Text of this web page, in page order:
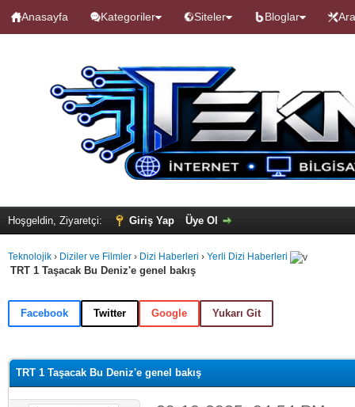
Anasayfa Kategoriler Siteler Bloglar
Hoşgeldin, Ziyaretçi: Giriş Yap Üye Ol
Teknolojik › Diziler ve Filmler › Dizi Haberleri › Yerli Dizi Haberleri
TRT 1 Taşacak Bu Deniz'e genel bakış
Facebook Twitter Google Yukarı Git
TRT 1 Taşacak Bu Deniz'e genel bakış